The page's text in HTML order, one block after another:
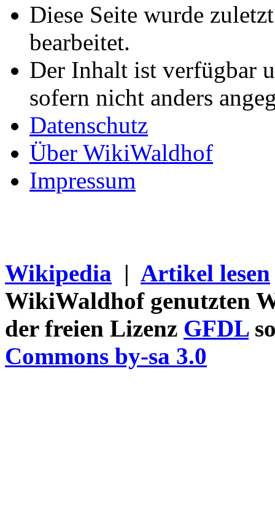
Diese Seite wurde
bearbeitet.
Der Inhalt ist verfügbar
sofern nicht anders
Datenschutz
Über WikiWaldhof
Impressum
Wikipedia | Artikel lesen
WikiWaldhof genutzten
der freien Lizenz GFDL
Commons by-sa 3.0